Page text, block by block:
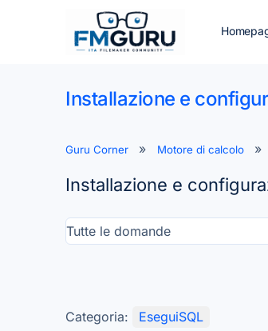
Installazione e
Guru Corner Motore di calcolo
Installazione e
Categoria: EseguiSQL